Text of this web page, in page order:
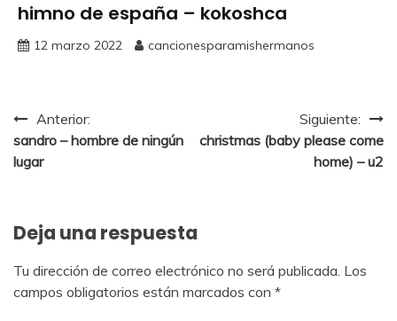
himno de españa – kokoshca
12 marzo 2022 cancionesparamishermanos
Anterior:
sandro – hombre de ningún
lugar
Siguiente:
christmas (baby please come
home) – u2
Deja una respuesta
Tu dirección de correo electrónico no será publicada. Los
campos obligatorios están marcados con *